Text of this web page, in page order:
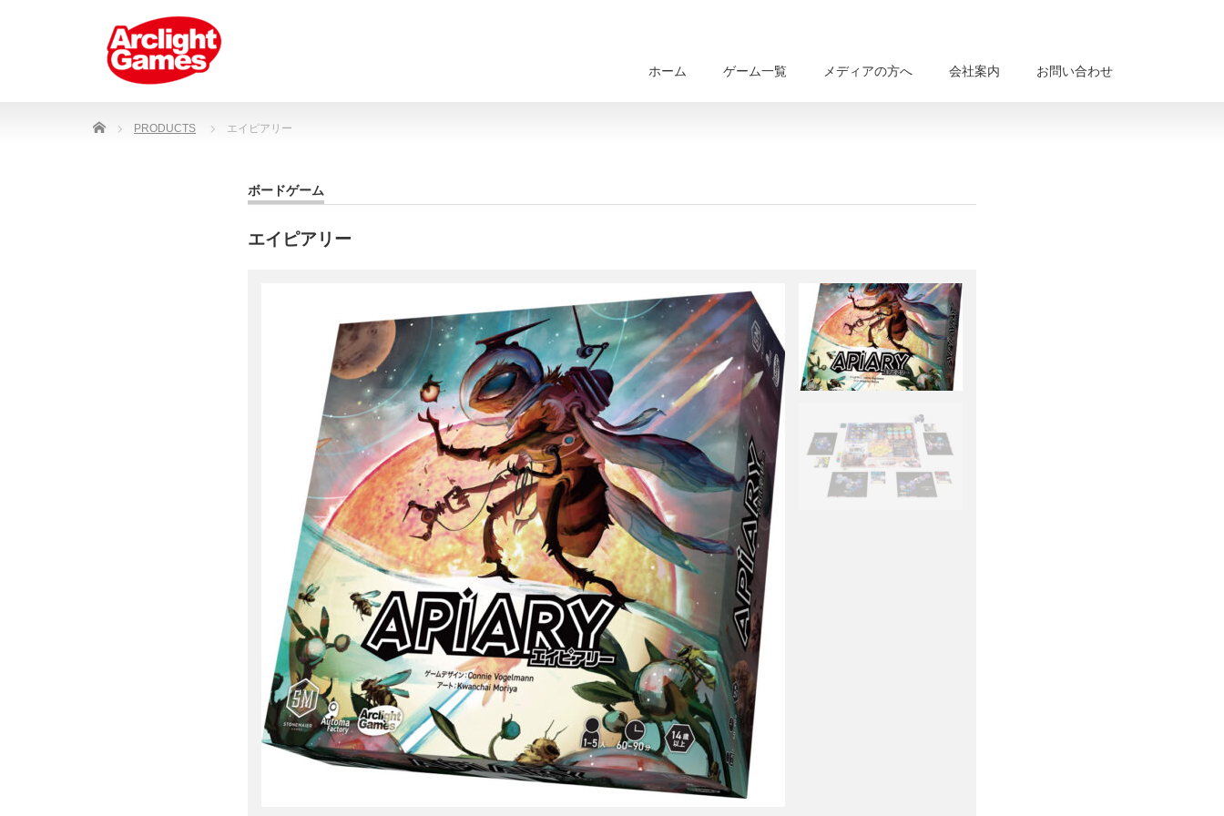
ホーム ゲーム一覧 メディアの方へ 会社案内 お問い合わせ
Home PRODUCTS エイピアリー
ボードゲーム
エイピアリー